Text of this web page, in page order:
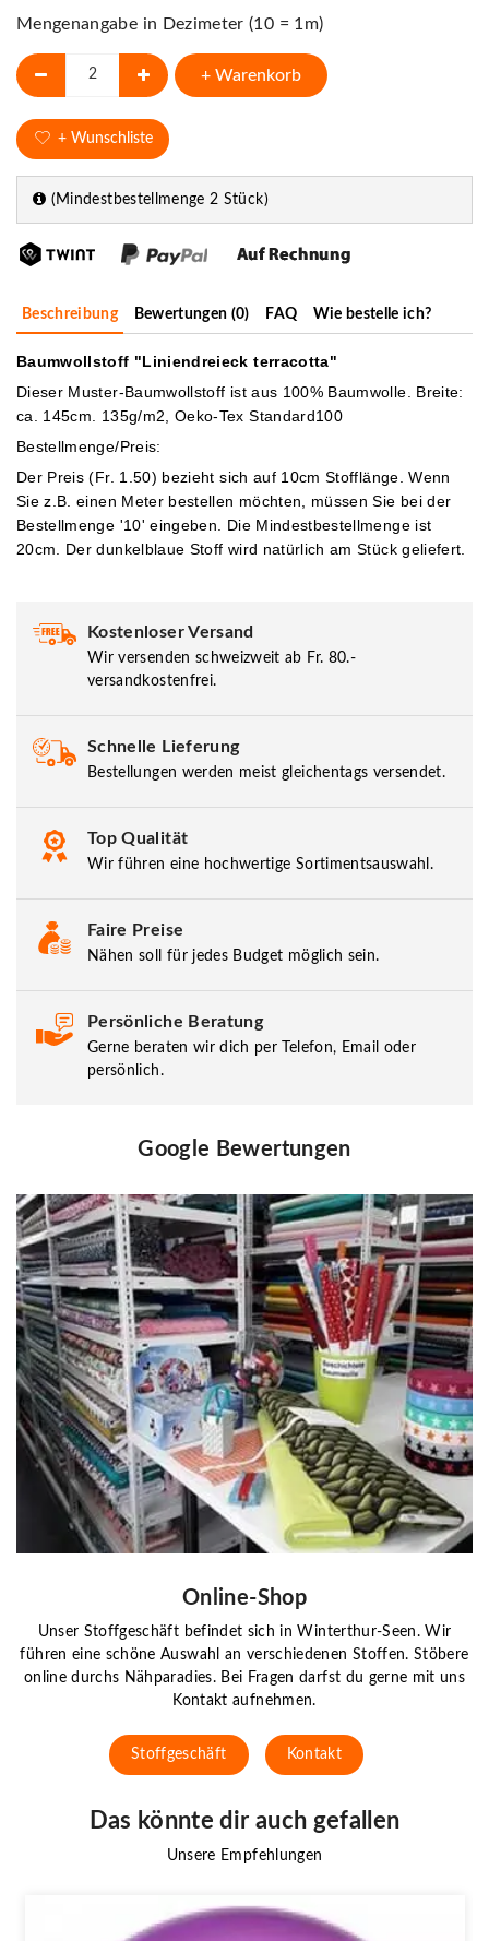
Mengenangabe in Dezimeter (10 = 1m)
+ Warenkorb
+ Wunschliste
(Mindestbestellmenge 2 Stück)
Beschreibung Bewertungen (0) FAQ Wie bestelle ich?
Baumwollstoff "Liniendreieck terracotta"
Dieser Muster-Baumwollstoff ist aus 100% Baumwolle. Breite:
ca. 145cm. 135g/m2, Oeko-Tex Standard100
Bestellmenge/Preis:
Der Preis (Fr. 1.50) bezieht sich auf 10cm Stofflänge. Wenn
Sie z.B. einen Meter bestellen möchten, müssen Sie bei der
Bestellmenge '10' eingeben. Die Mindestbestellmenge ist
20cm. Der dunkelblaue Stoff wird natürlich am Stück geliefert.
Kostenloser Versand
Wir versenden schweizweit ab Fr. 80.-
versandkostenfrei.
Schnelle Lieferung
Bestellungen werden meist gleichentags versendet.
Top Qualität
Wir führen eine hochwertige Sortimentsauswahl.
Faire Preise
Nähen soll für jedes Budget möglich sein.
Persönliche Beratung
Gerne beraten wir dich per Telefon, Email oder
persönlich.
Google Bewertungen
Online-Shop
Unser Stoffgeschäft befindet sich in Winterthur-Seen. Wir
führen eine schöne Auswahl an verschiedenen Stoffen. Stöbere
online durchs Nähparadies. Bei Fragen darfst du gerne mit uns
Kontakt aufnehmen.
Stoffgeschäft Kontakt
Das könnte dir auch gefallen
Unsere Empfehlungen